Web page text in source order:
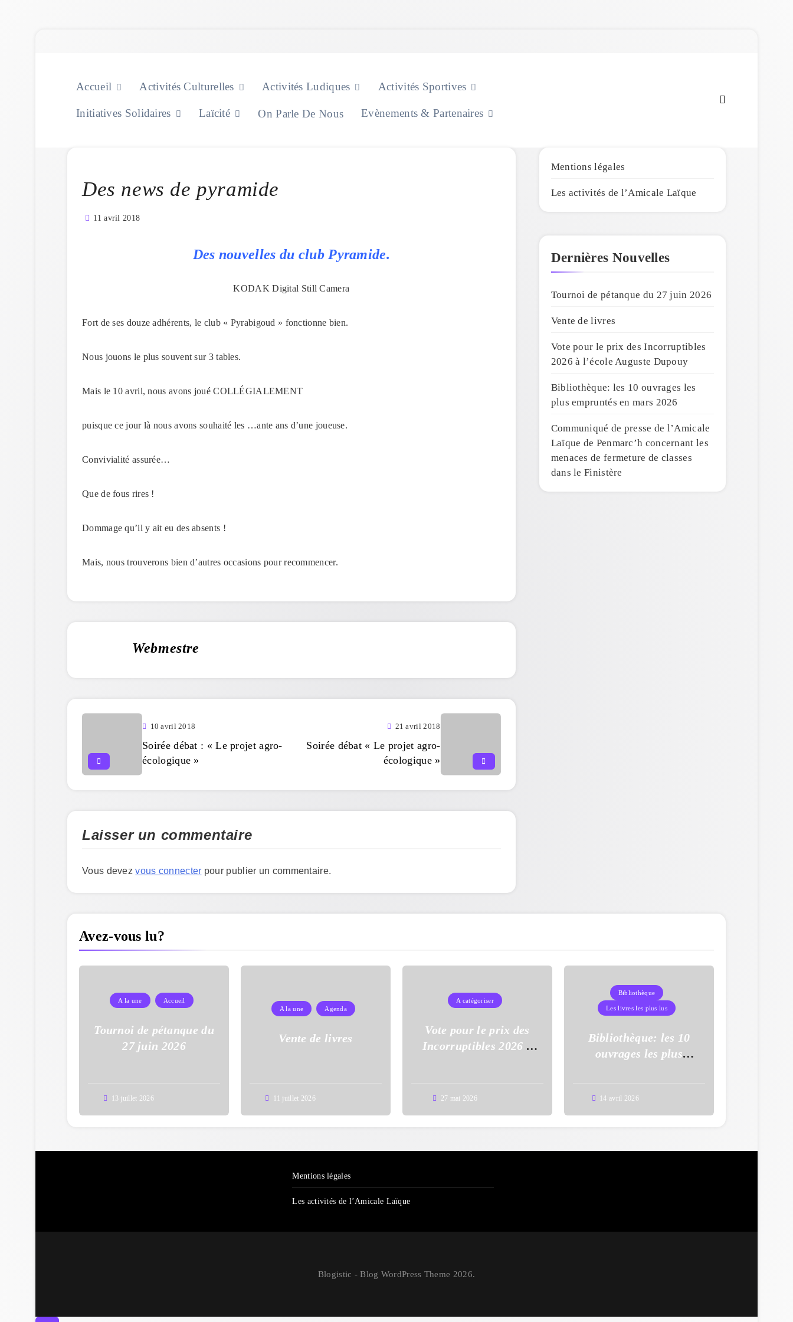
Accueil Activités Culturelles Activités Ludiques Activités Sportives
Initiatives Solidaires Laïcité On Parle De Nous Evènements & Partenaires
Des news de pyramide
11 avril 2018
Des nouvelles du club Pyramide.
KODAK Digital Still Camera
Fort de ses douze adhérents, le club « Pyrabigoud » fonctionne bien.
Nous jouons le plus souvent sur 3 tables.
Mais le 10 avril, nous avons joué COLLÉGIALEMENT
puisque ce jour là nous avons souhaité les …ante ans d’une joueuse.
Convivialité assurée…
Que de fous rires !
Dommage qu’il y ait eu des absents !
Mais, nous trouverons bien d’autres occasions pour recommencer.
Webmestre
10 avril 2018
Soirée débat : « Le projet agro-
écologique »
21 avril 2018
Soirée débat « Le projet agro-
écologique »
Laisser un commentaire
Vous devezvous connecter pour publier un commentaire.
Mentions légales
Les activités de l’Amicale Laïque
Dernières Nouvelles
Tournoi de pétanque du 27 juin 2026
Vente de livres
Vote pour le prix des Incorruptibles
2026 à l’école Auguste Dupouy
Bibliothèque: les 10 ouvrages les
plus empruntés en mars 2026
Communiqué de presse de l’Amicale
Laïque de Penmarc’h concernant les
menaces de fermeture de classes
dans le Finistère
Avez-vous lu?
A la une Accueil
Tournoi de pétanque du
27 juin 2026
13 juillet 2026
A la une Agenda
Vente de livres
11 juillet 2026
A catégoriser
Vote pour le prix des
Incorruptibles 2026 à
27 mai 2026
Bibliothèque
Les livres les plus lus
Bibliothèque: les 10
ouvrages les plus
14 avril 2026
Mentions légales
Les activités de l’Amicale Laïque
Blogistic - Blog WordPress Theme 2026.